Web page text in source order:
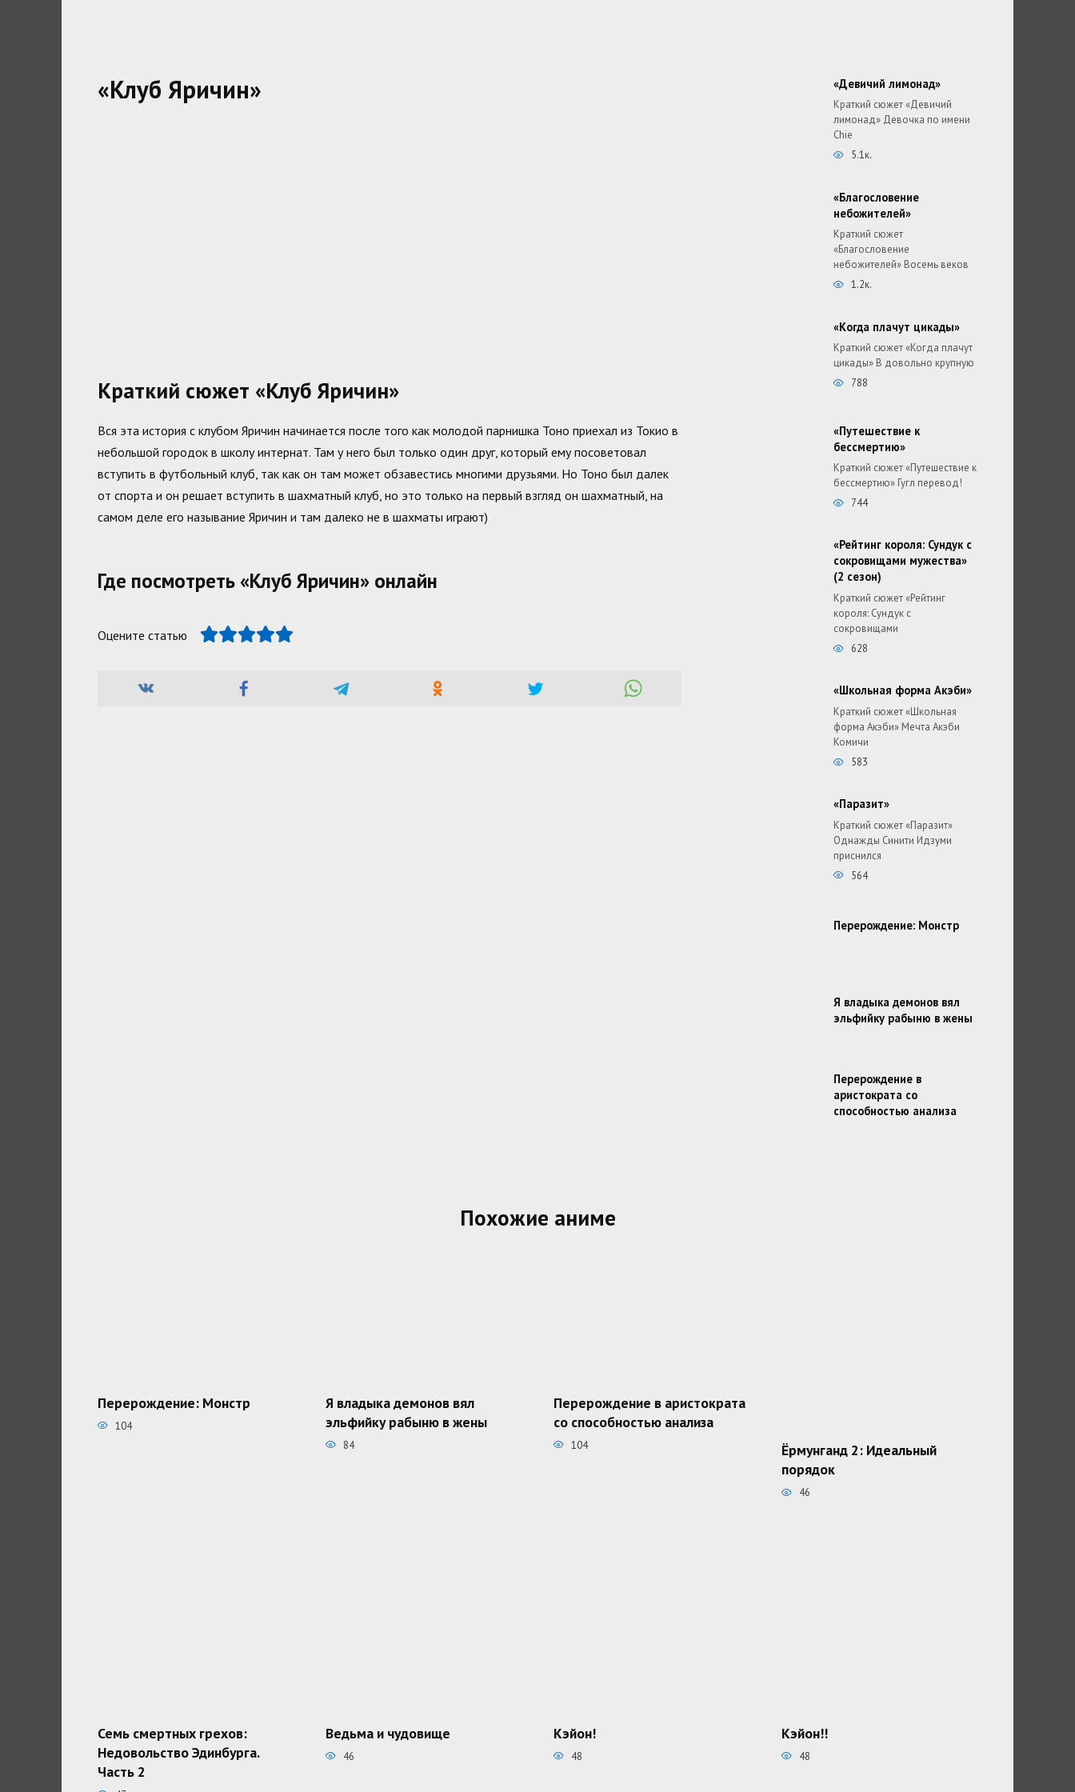
«Клуб Яричин»
Краткий сюжет «Клуб Яричин»
Вся эта история с клубом Яричин начинается после того как молодой парнишка Тоно приехал из Токио в
небольшой городок в школу интернат. Там у него был только один друг, который ему посоветовал
вступить в футбольный клуб, так как он там может обзавестись многими друзьями. Но Тоно был далек
от спорта и он решает вступить в шахматный клуб, но это только на первый взгляд он шахматный, на
самом деле его называние Яричин и там далеко не в шахматы играют)
Где посмотреть «Клуб Яричин» онлайн
Оцените статью
«Девичий лимонад»
Краткий сюжет «Девичий
лимонад» Девочка по имени
Chie
5.1к.
«Благословение
небожителей»
Краткий сюжет
«Благословение
небожителей» Восемь веков
1.2к.
«Когда плачут цикады»
Краткий сюжет «Когда плачут
цикады» В довольно крупную
788
«Путешествие к
бессмертию»
Краткий сюжет «Путешествие к
бессмертию» Гугл перевод!
744
«Рейтинг короля: Сундук с
сокровищами мужества»
(2 сезон)
Краткий сюжет «Рейтинг
короля: Сундук с
сокровищами
628
«Школьная форма Акэби»
Краткий сюжет «Школьная
форма Акэби» Мечта Акэби
Комичи
583
«Паразит»
Краткий сюжет «Паразит»
Однажды Синити Идзуми
приснился
564
Перерождение: Монстр
Я владыка демонов вял
эльфийку рабыню в жены
Перерождение в
аристократа со
способностью анализа
Похожие аниме
Перерождение: Монстр
104
Я владыка демонов вял
эльфийку рабыню в жены
84
Перерождение в аристократа
со способностью анализа
104
Ёрмунганд 2: Идеальный
порядок
46
Семь смертных грехов:
Недовольство Эдинбурга.
Часть 2
Ведьма и чудовище
46
Кэйон!
48
Кэйон!!
48